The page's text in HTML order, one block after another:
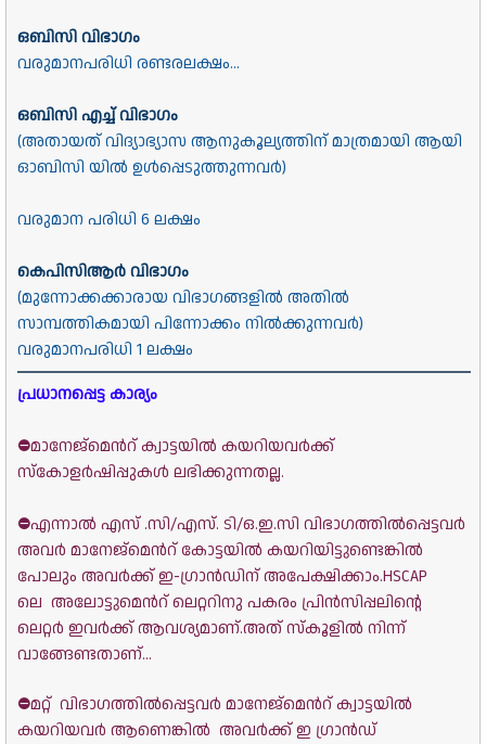
ഒബിസി വിഭാഗം
വരുമാനപരിധി രണ്ടരലക്ഷം...
ഒബിസി എച്ച് വിഭാഗം
(അതായത് വിദ്യാഭ്യാസ ആനുകൂല്യത്തിന് മാത്രമായി ആയി
ഓബിസി യിൽ ഉൾപ്പെടുത്തുന്നവർ)
വരുമാന പരിധി 6 ലക്ഷം
കെപിസിആർ വിഭാഗം
(മുന്നോക്കക്കാരായ വിഭാഗങ്ങളിൽ അതിൽ
സാമ്പത്തികമായി പിന്നോക്കം നിൽക്കുന്നവർ)
വരുമാനപരിധി 1 ലക്ഷം
പ്രധാനപ്പെട്ട കാര്യം
⛔മാനേജ്മെൻറ് ക്വാട്ടയിൽ കയറിയവർക്ക്
സ്കോളർഷിപ്പുകൾ ലഭിക്കുന്നതല്ല.
⛔എന്നാൽ എസ് .സി/എസ്. ടി/ഒ.ഇ.സി വിഭാഗത്തിൽപ്പെട്ടവർ
അവർ മാനേജ്മെൻറ് കോട്ടയിൽ കയറിയിട്ടുണ്ടെങ്കിൽ
പോലും അവർക്ക് ഇ-ഗ്രാൻഡിന് അപേക്ഷിക്കാം.HSCAP
ലെ അലോട്ടുമെൻറ് ലെറ്ററിനു പകരം പ്രിൻസിപ്പലിന്റെ
ലെറ്റർ ഇവർക്ക് ആവശ്യമാണ്.അത് സ്കൂളിൽ നിന്ന്
വാങ്ങേണ്ടതാണ്...
⛔മറ്റ് വിഭാഗത്തിൽപ്പെട്ടവർ മാനേജ്മെൻറ് ക്വാട്ടയിൽ
കയറിയവർ ആണെങ്കിൽ അവർക്ക് ഇ ഗ്രാൻഡ്